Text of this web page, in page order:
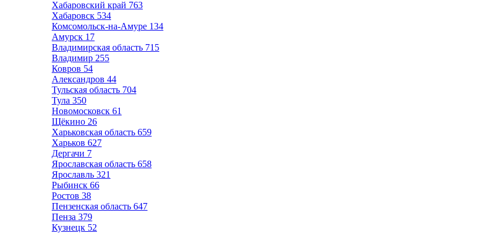
Хабаровский край 763
Хабаровск 534
Комсомольск-на-Амуре 134
Амурск 17
Владимирская область 715
Владимир 255
Ковров 54
Александров 44
Тульская область 704
Тула 350
Новомосковск 61
Щёкино 26
Харьковская область 659
Харьков 627
Дергачи 7
Ярославская область 658
Ярославль 321
Рыбинск 66
Ростов 38
Пензенская область 647
Пенза 379
Кузнецк 52